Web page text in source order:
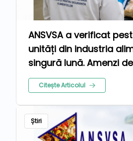
ANSVSA a verificat
unități din industria
singură lună. Amenzi
milioane de lei pentru
Citește Articolul
Știri